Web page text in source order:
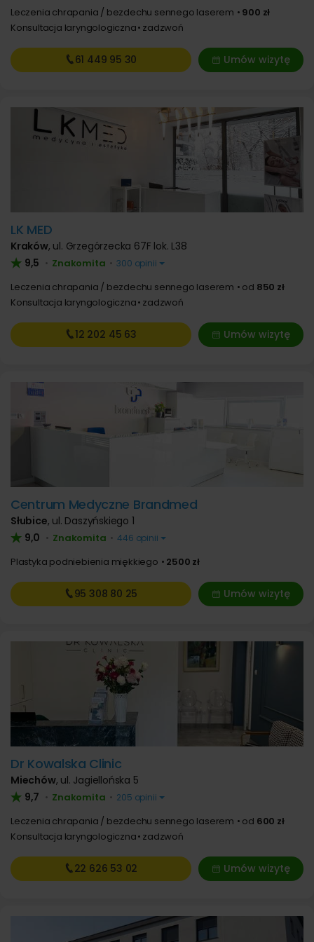
Leczenia chrapania / bezdechu sennego laserem
900 zł
Konsultacja laryngologiczna zadzwoń
Umów wizytę
61 449 95 30
LK MED
Kraków, ul. Grzegórzecka 67F lok. L38
9,5 • Znakomita • 300 opinii
Leczenia chrapania / bezdechu sennego laserem od 850 zł
Konsultacja laryngologiczna zadzwoń
Umów wizytę
12 202 45 63
Centrum Medyczne Brandmed
Słubice, ul. Daszyńskiego 1
9,0 • Znakomita • 446 opinii
Plastyka podniebienia miękkiego 2500 zł
Umów wizytę
95 308 80 25
Dr Kowalska Clinic
Miechów, ul. Jagiellońska 5
9,7 • Znakomita • 205 opinii
Leczenia chrapania / bezdechu sennego laserem od 600 zł
Konsultacja laryngologiczna zadzwoń
Umów wizytę
22 626 53 02